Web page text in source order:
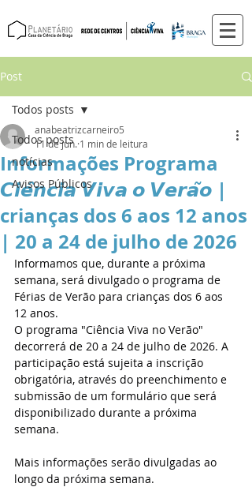
Post
Todos posts
notícias
Avisos Públicos
Todos posts
Informações Programa
𝘾𝙞𝙚̂𝙣𝙘𝙞𝙖 𝙑𝙞𝙫𝙖 𝙤 𝙑𝙚𝙧𝙖̃𝙤 |
crianças dos 6 aos 12 anos
| 20 a 24 de julho de 2026
anabeatrizcarneiro5
11 de jun. 1 min de leitura
Informamos que, durante a próxima
semana, será divulgado o programa de
Férias de Verão para crianças dos 6 aos
12 anos.
O programa "Ciência Viva no Verão"
decorrerá de 20 a 24 de julho de 2026. A
participação está sujeita a inscrição
obrigatória, através do preenchimento e
submissão de um formulário que será
disponibilizado durante a próxima
semana.
Mais informações serão divulgadas ao
longo da próxima semana.